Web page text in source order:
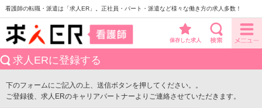
看護師の転職・派遣は「求人ER」。正社員・パート・派遣など様々な働き方の求人多数！
保存した求人
求人ERに登録する
下のフォームにご記入の上、送信ボタンを押してください。。
ご登録後、求人ERのキャリアパートナーよりご連絡させていただきます。